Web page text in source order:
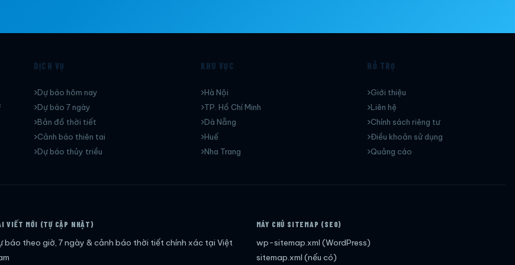
DỊCH VỤ
Dự báo hôm nay
Dự báo 7 ngày
Bản đồ thời tiết
Cảnh báo thiên tai
Dự báo thủy triều
KHU VỰC
Hà Nội
TP. Hồ Chí Minh
Dà Nẵng
Huế
Nha Trang
HỖ TRỢ
Giới thiệu
Liên hệ
Chính sách riêng tư
Điều khoản sử dụng
Quảng cáo
VIẾT MỚI (TỰ CẬP NHẬT)
báo theo giờ, 7 ngày & cảnh báo thời tiết chính xác tại Việt
MÁY CHỦ SITEMAP (SEO)
wp-sitemap.xml (WordPress)
sitemap.xml (nếu có)